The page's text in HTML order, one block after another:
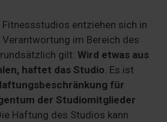
Fitnessstudios entziehen sich in
Verantwortung im Bereich des
gilt: Wird etwas aus
haftet das Studio . Es ist
für
der Studiomitglieder
Haftung des Studios kann